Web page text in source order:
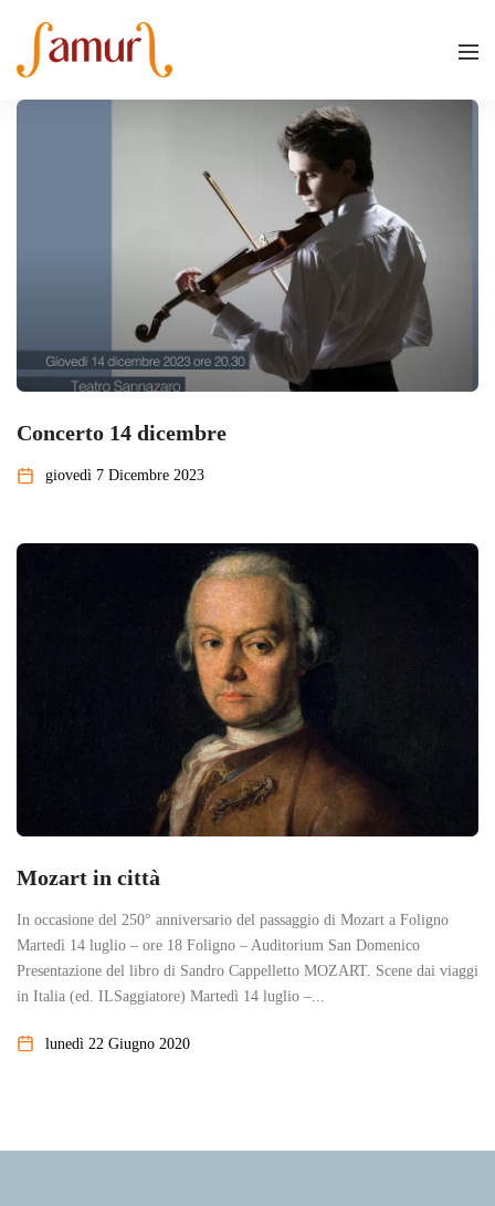
Concerto 14 dicembre
giovedì 7 Dicembre 2023
Mozart in città
In occasione del 250° anniversario del passaggio di Mozart a Foligno
Martedì 14 luglio – ore 18 Foligno – Auditorium San Domenico
Presentazione del libro di Sandro Cappelletto MOZART. Scene dai viaggi
in Italia (ed. ILSaggiatore) Martedì 14 luglio –...
lunedì 22 Giugno 2020